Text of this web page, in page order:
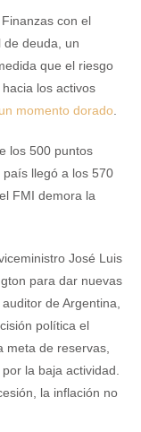
con el
de deuda, un
que el riesgo
los activos
momento dorado
los 500 puntos
llegó a los 570
FMI demora la
José Luis
para dar nuevas
de Argentina,
política el
meta de reservas,
la baja actividad.
la inflación no